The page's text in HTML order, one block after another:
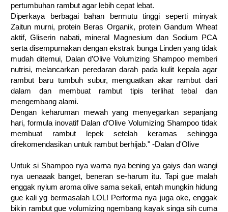
pertumbuhan rambut agar lebih cepat lebat.
Diperkaya berbagai bahan bermutu tinggi seperti minyak
Zaitun murni, protein Beras Organik, protein Gandum Wheat
aktif, Gliserin nabati, mineral Magnesium dan Sodium PCA
serta disempurnakan dengan ekstrak bunga Linden yang tidak
mudah ditemui, Dalan d’Olive Volumizing Shampoo memberi
nutrisi, melancarkan peredaran darah pada kulit kepala agar
rambut baru tumbuh subur, menguatkan akar rambut dari
dalam dan membuat rambut tipis terlihat tebal dan
mengembang alami.
Dengan keharuman mewah yang menyegarkan sepanjang
hari, formula inovatif Dalan d’Olive Volumizing Shampoo tidak
membuat rambut lepek setelah keramas sehingga
direkomendasikan untuk rambut berhijab." -Dalan d'Olive
Untuk si Shampoo nya warna nya bening ya gaiys dan wangi
nya uenaaak banget, beneran se-harum itu. Tapi gue malah
enggak nyium aroma olive sama sekali, entah mungkin hidung
gue kali yg bermasalah LOL! Performa nya juga oke, enggak
bikin rambut gue volumizing ngembang kayak singa sih cuma